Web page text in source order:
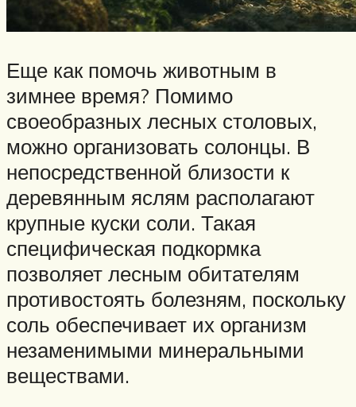
Еще как помочь животным в
зимнее время? Помимо
своеобразных лесных столовых,
можно организовать солонцы. В
непосредственной близости к
деревянным яслям располагают
крупные куски соли. Такая
специфическая подкормка
позволяет лесным обитателям
противостоять болезням, поскольку
соль обеспечивает их организм
незаменимыми минеральными
веществами.